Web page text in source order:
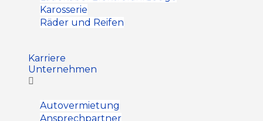
Karosserie
Räder und Reifen
Karriere
Unternehmen
Autovermietung
Ansprechpartner